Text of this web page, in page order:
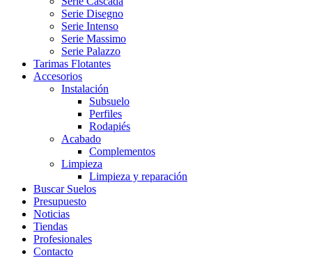
Serie Disegno
Serie Intenso
Serie Massimo
Serie Palazzo
Tarimas Flotantes
Accesorios
Instalación
Subsuelo
Perfiles
Rodapiés
Acabado
Complementos
Limpieza
Limpieza y reparación
Buscar Suelos
Presupuesto
Noticias
Tiendas
Profesionales
Contacto